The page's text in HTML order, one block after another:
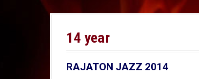
14 year
RAJATON JAZZ 2014